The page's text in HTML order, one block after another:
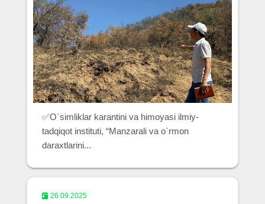
✅O`simliklar karantini va himoyasi ilmiy-
tadqiqot instituti, “Manzarali va o`rmon
daraxtlarini...
26.09.2025